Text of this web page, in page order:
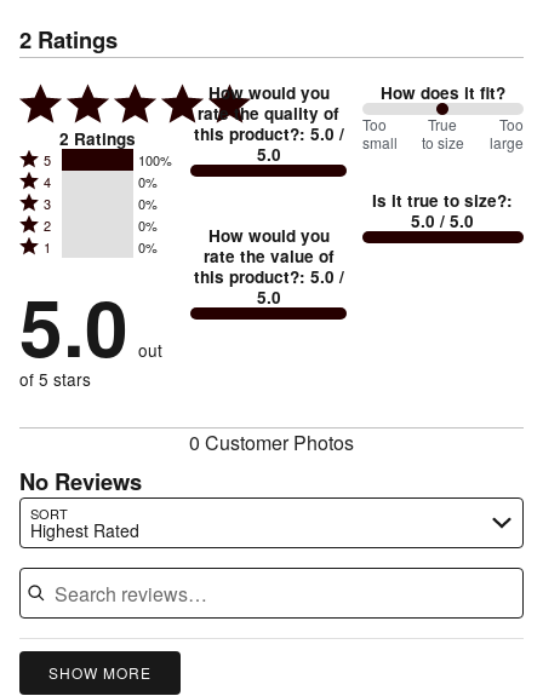
2 Ratings
2 Ratings
Rated
5
stars
by
of
reviewers
5 100%
Rated
4
stars
by
of
reviewers
4 0%
Rated
3
stars
0%
of
reviewers
3 0%
Rated
2
by
0%
of
reviewers
2 0%
Rated
stars
by
0%
of
1 0%
5.0 out
of 5 stars
How would you
rate the quality of
this product?: 5.0 /
5.0
How would you
rate the value of
this product?: 5.0 /
5.0
How does it fit?
100
between
small
and
Too
small
True
to size
Too
large
Is it true to size?:
5.0 / 5.0
0 Customer Photos
No Reviews
SORT
Highest Rated
Search reviews…
SHOW MORE